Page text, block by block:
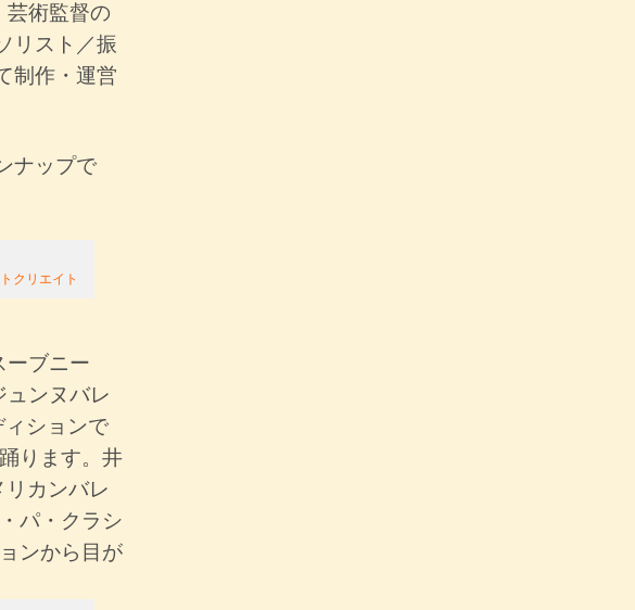
芸術監督の
リスト／振
制作・運営
ナップで
クリエイト
ーブニー
ンヌバレ
ションで
ります。井
カンバレ
パ・クラシ
ンから目が